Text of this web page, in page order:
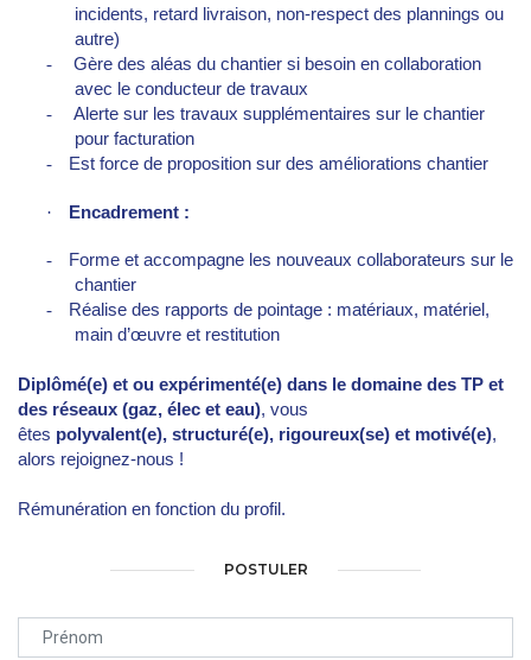
incidents, retard livraison, non-respect des plannings ou
autre)
-
Gère des aléas du chantier si besoin en collaboration
avec le conducteur de travaux
-
Alerte sur les travaux supplémentaires sur le chantier
pour facturation
-
Est force de proposition sur des améliorations chantier
· Encadrement :
-
Forme et accompagne les nouveaux collaborateurs sur le
chantier
-
Réalise des rapports de pointage : matériaux, matériel,
main d’œuvre et restitution
Diplômé(e) et ou expérimenté(e) dans le domaine des TP et
des réseaux (gaz, élec et eau), vous
êtes polyvalent(e), structuré(e), rigoureux(se) et motivé(e),
alors rejoignez-nous !
Rémunération en fonction du profil.
POSTULER